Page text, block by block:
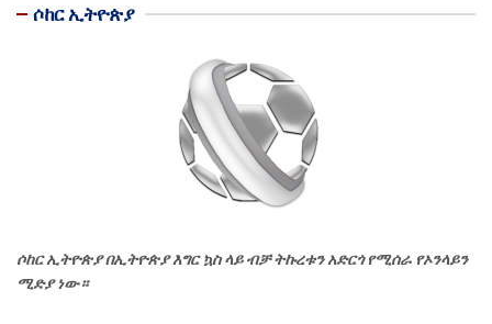
ሶከር ኢትዮጵያ
ሶከር ኢትዮጵያ በኢትዮጵያ እግር ኳስ ላይ ብቻ ትኩረቱን አድርጎ የሚሰራ የኦንላይን
ሚድያ ነው።